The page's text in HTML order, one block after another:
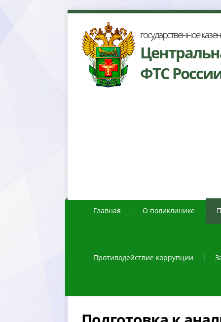
осударственное
ФТС
Главная О поликлинике
Противодействие коррупции